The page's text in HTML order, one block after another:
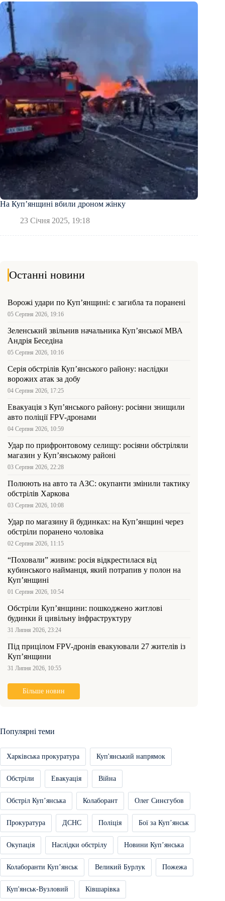
На Куп’янщині вбили дроном жінку
23 Січня 2025, 19:18
Останні новини
Ворожі удари по Куп’янщині: є загибла та поранені
05 Серпня 2026, 19:16
Зеленський звільнив начальника Купʼянської МВА
Андрія Беседіна
05 Серпня 2026, 10:16
Серія обстрілів Куп’янського району: наслідки
ворожих атак за добу
04 Серпня 2026, 17:25
Евакуація з Куп’янського району: росіяни знищили
авто поліції FPV-дронами
04 Серпня 2026, 10:59
Удар по прифронтовому селищу: росіяни обстріляли
магазин у Куп’янському районі
03 Серпня 2026, 22:28
Полюють на авто та АЗС: окупанти змінили тактику
обстрілів Харкова
03 Серпня 2026, 10:08
Удар по магазину й будинках: на Куп’янщині через
обстріли поранено чоловіка
02 Серпня 2026, 11:15
“Поховали” живим: росія відкрестилася від
кубинського найманця, який потрапив у полон на
Куп’янщині
01 Серпня 2026, 10:54
Обстріли Куп’янщини: пошкоджено житлові
будинки й цивільну інфраструктуру
31 Липня 2026, 23:24
Під прицілом FPV-дронів евакуювали 27 жителів із
Куп’янщини
31 Липня 2026, 10:55
Більше новин
Популярні теми
Харківська прокуратура Куп'янський напрямок
Обстріли Евакуація Війна
Обстріл Купʼянська Колаборант Олег Синєгубов
Прокуратура ДСНС Поліція Бої за Купʼянськ
Окупація Наслідки обстрілу Новини Купʼянська
Колаборанти Купʼянськ Великий Бурлук Пожежа
Куп'янськ-Вузловий Ківшарівка